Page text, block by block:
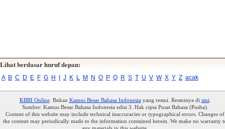
Lihat berdasar huruf depan:
A B C D E F G H J K L M N O P Q R S T U V W X Y Z acak
KBBI Online. Bukan Kamus Besar Bahasa Indonesiayang resmi. Resminya di sini
Sumber: Kamus Besar Bahasa Indonesia edisi 3. Hak cipta Pusat Bahasa (Pusba).
Content of this website may include technical inaccuracies or typographical errors. Changes of
the content may periodically made to the information contained herein. We make no warranty